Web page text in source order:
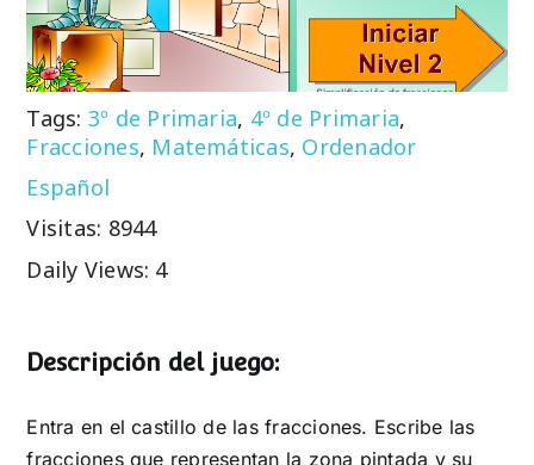
Tags: 3º de Primaria, 4º de Primaria,
Fracciones, Matemáticas, Ordenador
Español
Visitas: 8944
Daily Views: 4
Descripción del juego:
Entra en el castillo de las fracciones. Escribe las
fracciones que representan la zona pintada y su